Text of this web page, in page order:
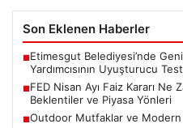
Son Eklenen Haberler
■Etimesgut Belediyesi’nde
Yardımcısının Uyuşturucu
■FED Nisan Ayı Faiz Kararı Ne
Beklentiler ve Piyasa Yönleri
■Outdoor Mutfaklar ve Modern